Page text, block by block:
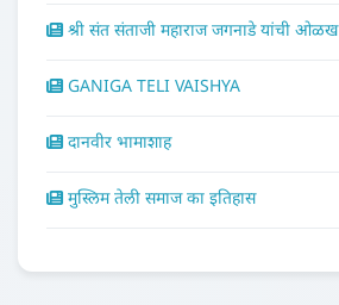
श्री संत संताजी महाराज जगनाडे यांची ओळख
GANIGA TELI VAISHYA
दानवीर भामाशाह
मुस्लिम तेली समाज का इतिहास